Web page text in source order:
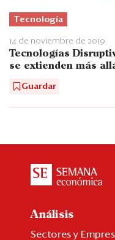
Tecnología
14 de noviembre de 2019
Tecnologías
se extienden más
Guardar
Análisis
Sectores y